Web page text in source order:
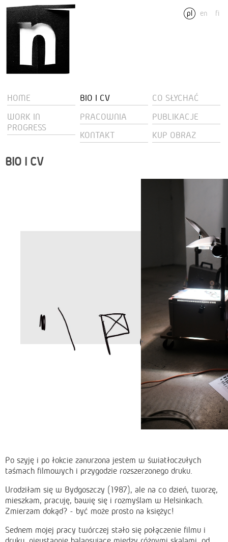
pl en fi
HOME BIO I CV
CO SŁYCHAĆ
WORK IN
PROGRESS
PRACOWNIA
PUBLIKACJE
KONTAKT
KUP OBRAZ
BIO I CV
Po szyję i po łokcie zanurzona jestem w światłoczułych
taśmach filmowych i przygodzie rozszerzonego druku.
Urodziłam się w Bydgoszczy (1987), ale na co dzień, tworzę,
mieszkam, pracuję, bawię się i rozmyślam w Helsinkach.
Zmierzam dokąd? - być może prosto na księżyc!
Sednem mojej pracy twórczej stało się połączenie filmu i